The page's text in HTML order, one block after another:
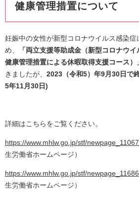
健康管理措置について
妊娠中の女性が新型コロナウイルス感染症
め、
「両立支援等助成金（新型コロナウ
健康管理措置による休暇取得支援コース）
きましたが、 2023（令和5）年9月30日で
5年11月30日)
詳細はこちらをご覧ください。
https://www.mhlw.go.jp/stf/
生労働省ホームページ）​
https://www.mhlw.go.jp/stf/
生労働省ホームページ）